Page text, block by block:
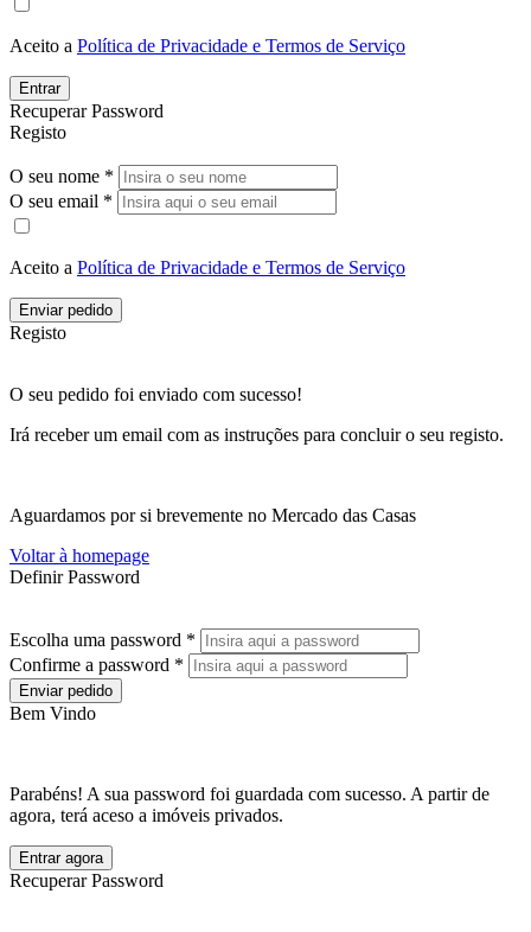
Aceito a Política de Privacidade e Termos de Serviço
Entrar
Recuperar Password
Registo
O seu nome *
O seu email *
Aceito a Política de Privacidade e Termos de Serviço
Enviar pedido
Registo
O seu pedido foi enviado com sucesso!
Irá receber um email com as instruções para concluir o seu registo.
Aguardamos por si brevemente no Mercado das Casas
Voltar à homepage
Definir Password
Escolha uma password *
Confirme a password *
Enviar pedido
Bem Vindo
Parabéns! A sua password foi guardada com sucesso. A partir de
agora, terá aceso a imóveis privados.
Entrar agora
Recuperar Password